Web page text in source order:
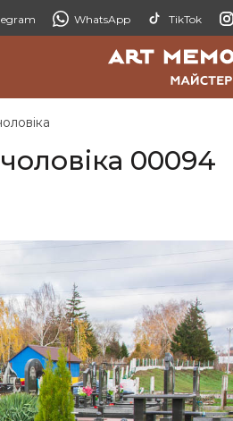
WhatsApp TikTok
00094